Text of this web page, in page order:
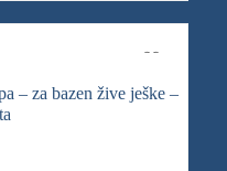
– za bazen žive ješke –